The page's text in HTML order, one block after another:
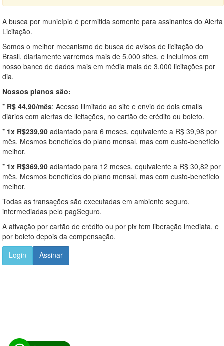
A busca por município é permitida somente para assinantes do Alerta
Licitação.
Somos o melhor mecanismo de busca de avisos de licitação do
Brasil, diariamente varremos mais de 5.000 sites, e incluímos em
nosso banco de dados mais em média mais de 3.000 licitações por
dia.
Nossos planos são:
* R$ 44,90/mês: Acesso ilimitado ao site e envio de dois emails
diários com alertas de licitações, no cartão de crédito ou boleto.
* 1x R$239,90 adiantado para 6 meses, equivalente a R$ 39,98 por
mês. Mesmos benefícios do plano mensal, mas com custo-benefício
melhor.
* 1x R$369,90 adiantado para 12 meses, equivalente a R$ 30,82 por
mês. Mesmos benefícios do plano mensal, mas com custo-benefício
melhor.
Todas as transações são executadas em ambiente seguro,
intermediadas pelo pagSeguro.
A ativação por cartão de crédito ou por pix tem liberação imediata, e
por boleto depois da compensação.
Login
Assinar